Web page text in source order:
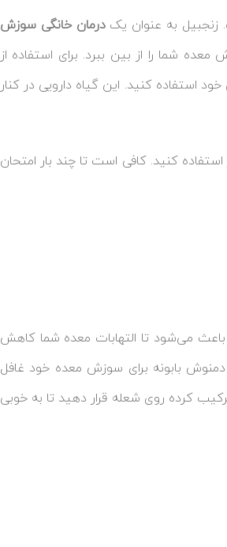
زنجبیل به عنوان یکدرمان خانگی سوزش
شما را از بین ببرد. برای استفاده از
کنید. این گیاه دارویی در کنار
کنید. کافی است تا چند بار امتحان
می‌شود تا التهابات معده شما کاهش
بابونه برای سوزش معده خود غافل
کرده روی شعله قرار دهید تا به خوبی